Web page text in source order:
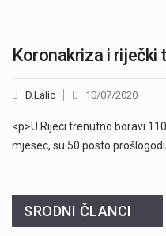
Koronakriza i riječki
D.Lalic 10/07/2020
<p>U Rijeci trenutno boravi
SRODNI ČLANCI